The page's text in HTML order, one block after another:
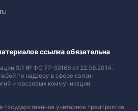
ссылка обязательна
ЭЛ № ФС 77-59166 от 22.08.2014.
по надзору в сфере связи,
и массовых коммуникаций
государственное унитарное предприятие